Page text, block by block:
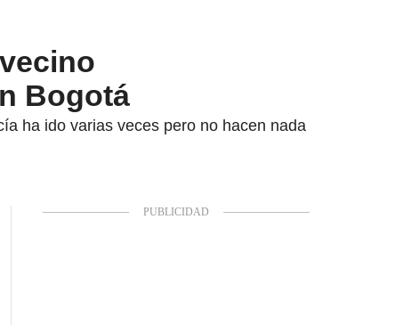
Bogotá
ha ido varias veces pero no hacen nada